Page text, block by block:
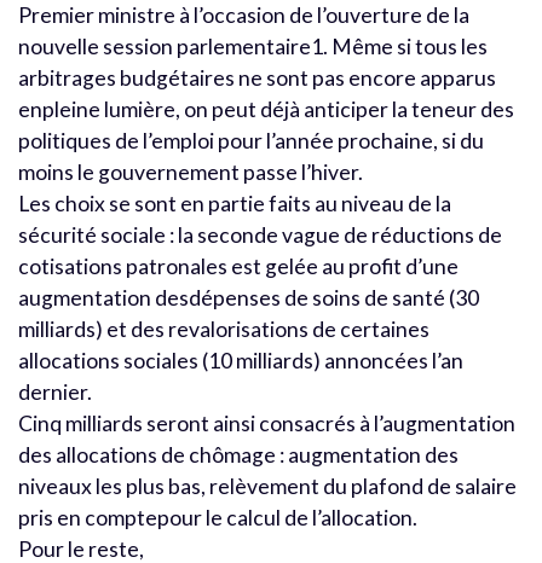
Premier ministre à l’occasion de l’ouverture de la
nouvelle session parlementaire1. Même si tous les
arbitrages budgétaires ne sont pas encore apparus
enpleine lumière, on peut déjà anticiper la teneur des
politiques de l’emploi pour l’année prochaine, si du
moins le gouvernement passe l’hiver.
Les choix se sont en partie faits au niveau de la
sécurité sociale : la seconde vague de réductions de
cotisations patronales est gelée au profit d’une
augmentation desdépenses de soins de santé (30
milliards) et des revalorisations de certaines
allocations sociales (10 milliards) annoncées l’an
dernier.
Cinq milliards seront ainsi consacrés à l’augmentation
des allocations de chômage : augmentation des
niveaux les plus bas, relèvement du plafond de salaire
pris en comptepour le calcul de l’allocation.
Pour le reste,